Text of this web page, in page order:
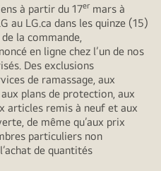
à partir du 17er mars à
au LG.ca dans les quinze (15)
la commande,
en ligne chez l’un de nos
Des exclusions
de ramassage, aux
plans de protection, aux
articles remis à neuf et aux
de même qu’aux prix
particuliers non
de quantités